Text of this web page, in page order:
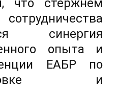
что стержнем
синергия
опыта и
ЕАБР по
и